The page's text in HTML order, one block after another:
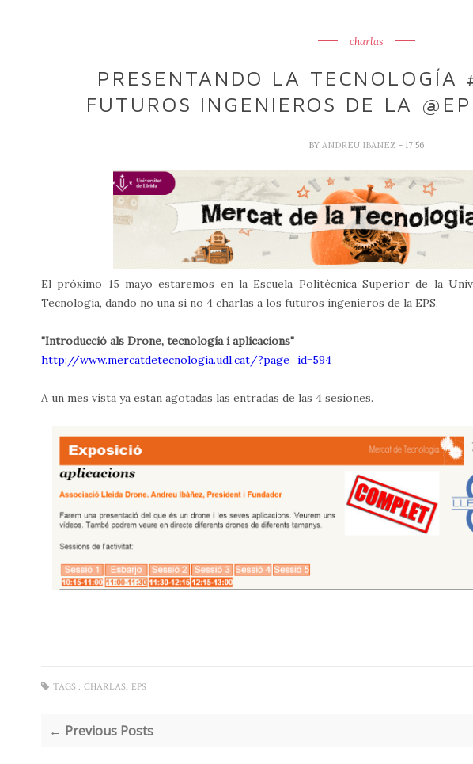
charlas
PRESENTANDO LA TECNOLOGÍA
FUTUROS INGENIEROS DE LA
BY ANDREU IBANEZ - 17:56
El próximo 15 mayo estaremos en la Escuela Politécnica Superior de la
Tecnologia, dando no una si no 4 charlas a los futuros ingenieros de la EPS.
"Introducció als Drone, tecnología i aplicacions"
http://www.mercatdetecnologia.udl.cat/?page_id=594
A un mes vista ya estan agotadas las entradas de las 4 sesiones.
TAGS : CHARLAS, EPS
← Previous Posts